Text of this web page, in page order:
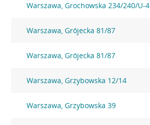
Warszawa, Grochowska 234/240/U-4
Warszawa, Grójecka 81/87
Warszawa, Grójecka 81/87
Warszawa, Grzybowska 12/14
Warszawa, Grzybowska 39